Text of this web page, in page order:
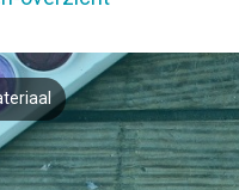
t
i
o
n